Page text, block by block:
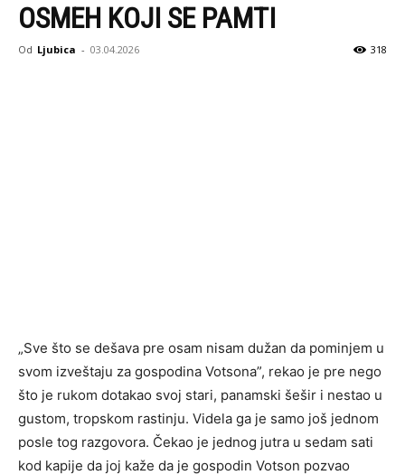
OSMEH KOJI SE PAMTI
Od Ljubica - 03.04.2026 318
„Sve što se dešava pre osam nisam dužan da pominjem u
svom izveštaju za gospodina Votsona”, rekao je pre nego
što je rukom dotakao svoj stari, panamski šešir i nestao u
gustom, tropskom rastinju. Videla ga je samo još jednom
posle tog razgovora. Čekao je jednog jutra u sedam sati
kod kapije da joj kaže da je gospodin Votson pozvao